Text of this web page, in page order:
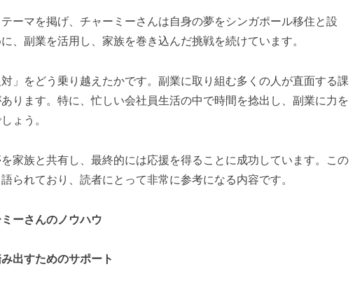
ーマを掲げ、チャーミーさんは自身の夢をシンガポール移住と設
、副業を活用し、家族を巻き込んだ挑戦を続けています。
」をどう乗り越えたかです。副業に取り組む多くの人が直面する課
ります。特に、忙しい会社員生活の中で時間を捻出し、副業に力を
ょう。
家族と共有し、最終的には応援を得ることに成功しています。この
られており、読者にとって非常に参考になる内容です。
ーさんのノウハウ
出すためのサポート